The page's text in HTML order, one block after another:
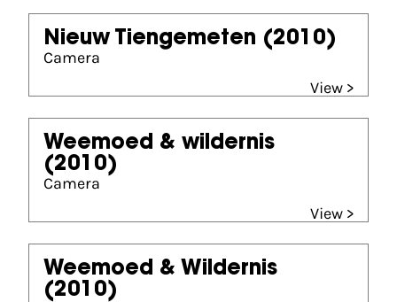
Nieuw Tiengemeten (2010)
Camera
View >
Weemoed & wildernis
(2010)
Camera
View >
Weemoed & Wildernis
(2010)